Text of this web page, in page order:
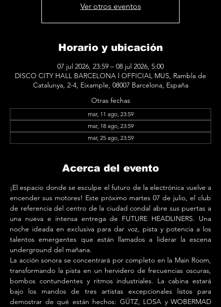
Ver otros eventos
Horario y ubicación
07 jul 2026, 23:59 – 08 jul 2026, 5:00
DISCO CITY HALL BARCELONA l OFFICIAL MUS, Rambla de
Catalunya, 2-4, Eixample, 08007 Barcelona, España
Otras fechas
mar, 11 ago, 23:59
mar, 18 ago, 23:59
mar, 25 ago, 23:59
Acerca del evento
¡El espacio donde se esculpe el futuro de la electrónica vuelve a
encender sus motores! Este próximo martes 07 de julio, el club
de referencia del centro de la ciudad condal abre sus puertas a
una nueva e intensa entrega de FUTURE HEADLINERS. Una
noche ideada en exclusiva para dar voz, pista y potencia a los
talentos emergentes que están llamados a liderar la escena
underground del mañana.
La acción sonora se concentrará por completo en la Main Room,
transformando la pista en un hervidero de frecuencias oscuras,
bombos contundentes y ritmos industriales. La cabina estará
bajo los mandos de tres artistas excepcionales listos para
demostrar de qué están hechos: GÜTZ, LOSA y WOBERMAD